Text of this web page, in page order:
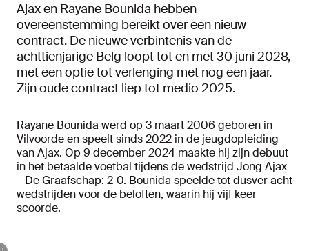
Ajax en Rayane Bounida hebben
overeenstemming bereikt over een nieuw
contract. De nieuwe verbintenis van de
achttienjarige Belg loopt tot en met 30 juni 2028,
met een optie tot verlenging met nog een jaar.
Zijn oude contract liep tot medio 2025.
Rayane Bounida werd op 3 maart 2006 geboren in
Vilvoorde en speelt sinds 2022 in de jeugdopleiding
van Ajax. Op 9 december 2024 maakte hij zijn debuut
in het betaalde voetbal tijdens de wedstrijd Jong Ajax
– De Graafschap: 2-0. Bounida speelde tot dusver acht
wedstrijden voor de beloften, waarin hij vijf keer
scoorde.